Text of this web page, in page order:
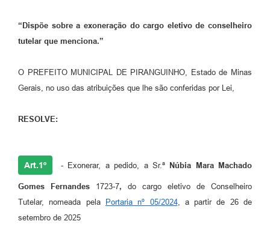
“Dispõe sobre a exoneração do cargo eletivo de conselheiro
tutelar que menciona.”
O PREFEITO MUNICIPAL DE PIRANGUINHO, Estado de Minas
Gerais, no uso das atribuições que lhe são conferidas por Lei,
RESOLVE:
Art.1º - Exonerar, a pedido, a Sr.ª Núbia Mara Machado
Gomes Fernandes 1723-7, do cargo eletivo de Conselheiro
Tutelar, nomeada pela
Portaria nº 05/2024, a partir de 26 de
setembro de 2025